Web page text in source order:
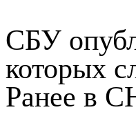
СБУ
которых
Ранее в